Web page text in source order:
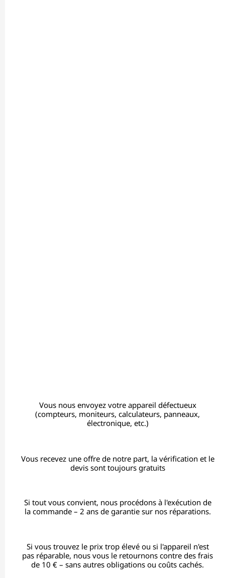
Vous nous envoyez votre appareil défectueux
(compteurs, moniteurs, calculateurs, panneaux,
électronique, etc.)
Vous recevez une offre de notre part, la vérification et le
devis sont toujours gratuits
Si tout vous convient, nous procédons à l'exécution de
la commande – 2 ans de garantie sur nos réparations.
Si vous trouvez le prix trop élevé ou si l'appareil n'est
pas réparable, nous vous le retournons contre des frais
de 10 € – sans autres obligations ou coûts cachés.